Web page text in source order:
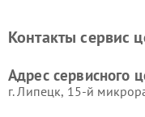
Ремонт винных
Контакты сервис
Адрес сервисного
г. Липецк, 15-й